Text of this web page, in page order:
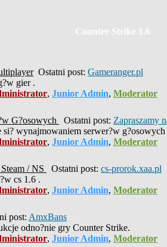
Counter Strike 1.6
Ostatni post: Gameranger.pl
gier .
, Junior Admin, Moderator
G?osowych Ostatni post: Zapraszamy
si? wynajmowaniem serwer?w g?osowych
, Junior Admin, Moderator
/ NS Ostatni post: cs-prorok.xaa.pl
cs 1.6 .
, Junior Admin, Moderator
post: AmxBans
odno?nie gry Counter Strike.
, Junior Admin, Moderator